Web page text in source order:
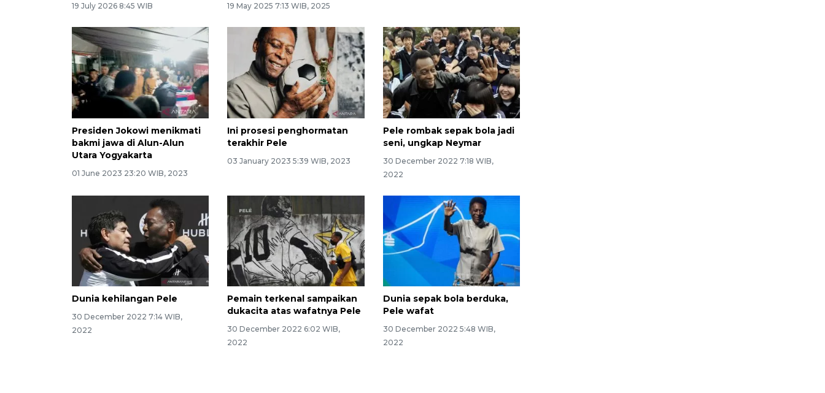
19 July 2026 8:45 WIB 19 May 2025 7:13 WIB, 2025
Presiden Jokowi menikmati
bakmi jawa di Alun-Alun
Utara Yogyakarta
01 June 2023 23:20 WIB, 2023
Ini prosesi penghormatan
terakhir Pele
03 January 2023 5:39 WIB, 2023
Pele rombak sepak bola jadi
seni, ungkap Neymar
30 December 2022 7:18 WIB,
2022
Dunia kehilangan Pele
30 December 2022 7:14 WIB,
2022
Pemain terkenal sampaikan
dukacita atas wafatnya Pele
30 December 2022 6:02 WIB,
2022
Dunia sepak bola berduka,
Pele wafat
30 December 2022 5:48 WIB,
2022